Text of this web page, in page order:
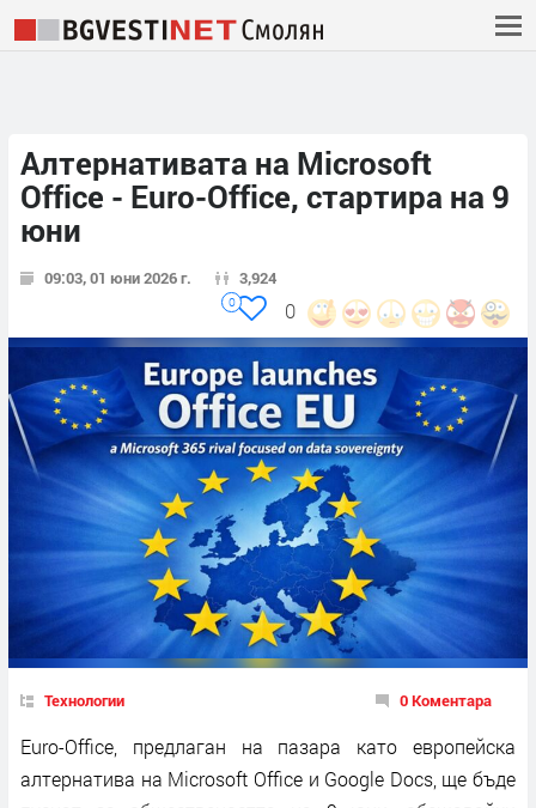
Алтернативата на Microsoft
Office - Euro-Office, стартира на 9
юни
09:03, 01 юни 2026 г. 3,924
0
0
Технологии 0 Коментара
Euro-Office, предлаган на пазара като европейска
алтернатива на Microsoft Office и Google Docs, ще бъде